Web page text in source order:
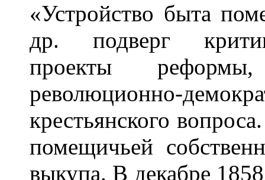
«Устройство быта
др. подверг
проекты
революционно-
крестьянского
помещичьей
выкупа. В декабре